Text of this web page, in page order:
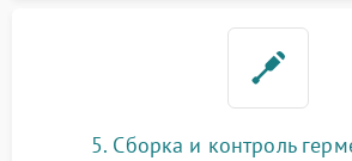
5. Сборка и контроль